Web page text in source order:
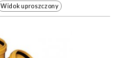
Widok uproszczony